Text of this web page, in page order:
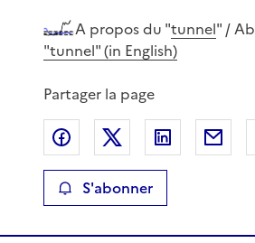
A propos du "tunnel" /
"tunnel" (in English)
Partager la page
Partager sur Facebook
Partager sur X
Partager
S'abonner